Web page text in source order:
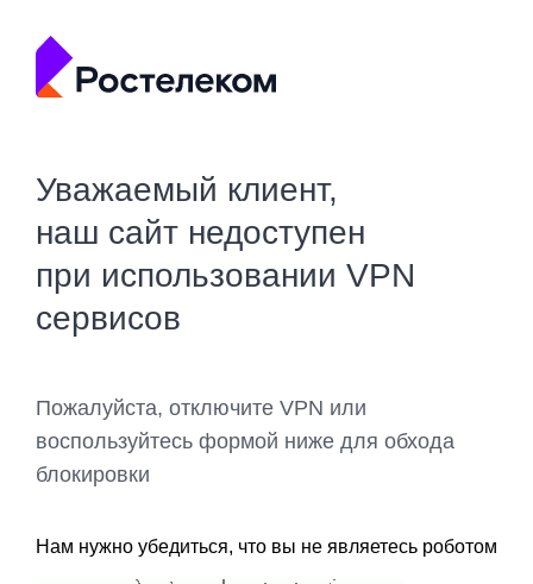
Уважаемый клиент,
наш сайт недоступен
при использовании VPN
сервисов
Пожалуйста, отключите VPN или
воспользуйтесь формой ниже для обхода
блокировки
Нам нужно убедиться, что вы не являетесь роботом